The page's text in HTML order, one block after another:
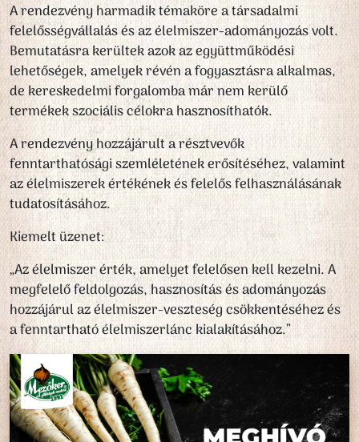
A rendezvény harmadik témaköre a társadalmi
felelősségvállalás és az élelmiszer-adományozás volt.
Bemutatásra kerültek azok az együttműködési
lehetőségek, amelyek révén a fogyasztásra alkalmas,
de kereskedelmi forgalomba már nem kerülő
termékek szociális célokra hasznosíthatók.
A rendezvény hozzájárult a résztvevők
fenntarthatósági szemléletének erősítéséhez, valamint
az élelmiszerek értékének és felelős felhasználásának
tudatosításához.
Kiemelt üzenet:
„Az élelmiszer érték, amelyet felelősen kell kezelni. A
megfelelő feldolgozás, hasznosítás és adományozás
hozzájárul az élelmiszer-veszteség csökkentéséhez és
a fenntartható élelmiszerlánc kialakításához.”